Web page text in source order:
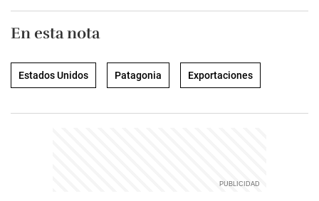
En esta nota
Estados Unidos Patagonia Exportaciones